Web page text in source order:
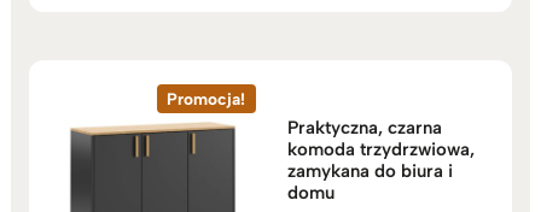
Promocja!
Praktyczna, czarna
komoda trzydrzwiowa,
zamykana do biura i
domu